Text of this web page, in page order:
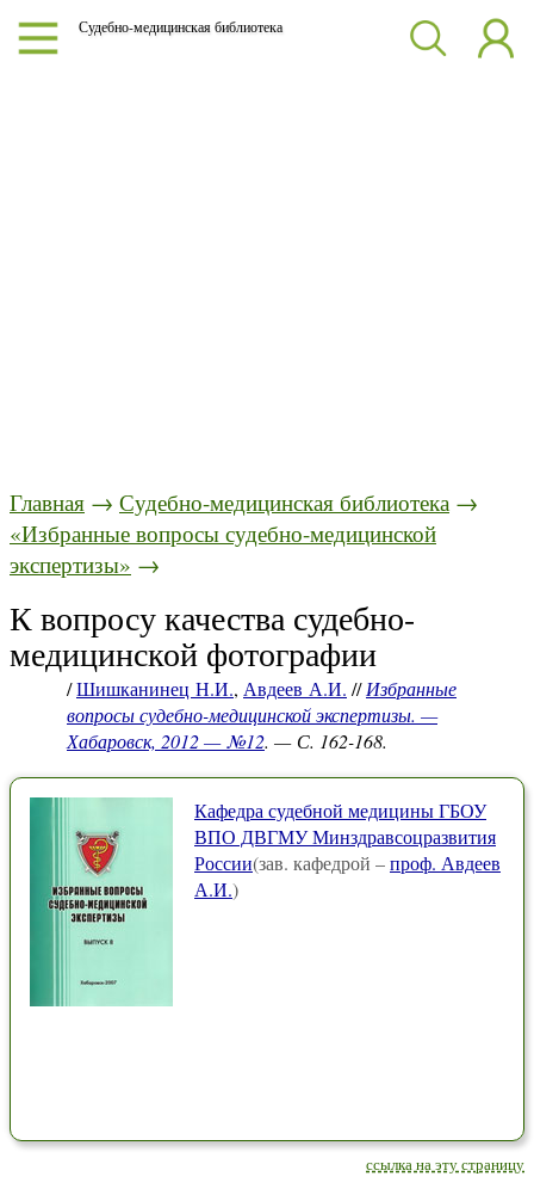
Судебно-медицинская библиотека
Главная → Судебно-медицинская библиотека →
«Избранные вопросы судебно-медицинской
экспертизы» →
К вопросу качества судебно-
медицинской фотографии
/Шишканинец Н.И., Авдеев А.И. //Избранные
вопросы судебно-медицинской экспертизы. —
Хабаровск, 2012 — №12. — С. 162-168.
Кафедра судебной медицины ГБОУ
ВПО ДВГМУ Минздравсоцразвития
России(зав. кафедрой –проф. Авдеев
А.И.)
ссылка на эту страницу